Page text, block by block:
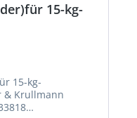
15-kg-
15-kg-
& Krullmann